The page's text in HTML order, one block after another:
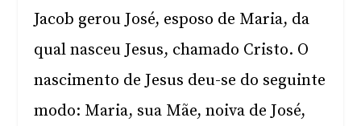
Jacob gerou José, esposo de Maria, da
qual nasceu Jesus, chamado Cristo. O
nascimento de Jesus deu-se do seguinte
modo: Maria, sua Mãe, noiva de José,